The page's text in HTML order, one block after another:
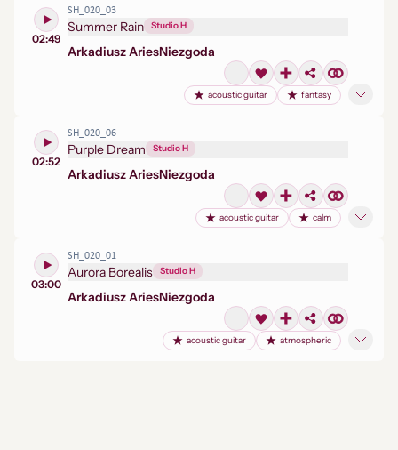
02:49
SH_020_03
Summer Rain Studio H
Arkadiusz AriesNiezgoda
acoustic guitar fantasy
02:52
SH_020_06
Purple Dream Studio H
Arkadiusz AriesNiezgoda
acoustic guitar calm
03:00
SH_020_01
Aurora Borealis Studio H
Arkadiusz AriesNiezgoda
acoustic guitar atmospheric